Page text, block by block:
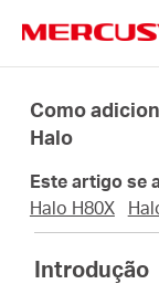
navigation
Produtos
Sobre
Como
Halo
Este artigo se
Halo H80X
Introdução